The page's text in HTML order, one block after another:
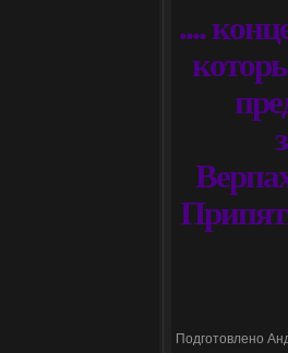
....
Подготовлено